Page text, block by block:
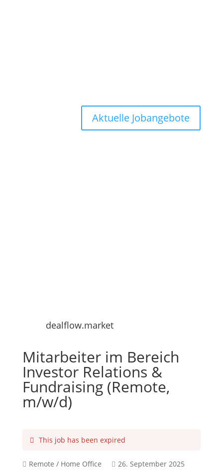
Aktuelle Jobangebote
dealflow.market
Mitarbeiter im Bereich
Investor Relations &
Fundraising (Remote,
m/w/d)
This job has been expired
Remote / Home Office 26. September 2025